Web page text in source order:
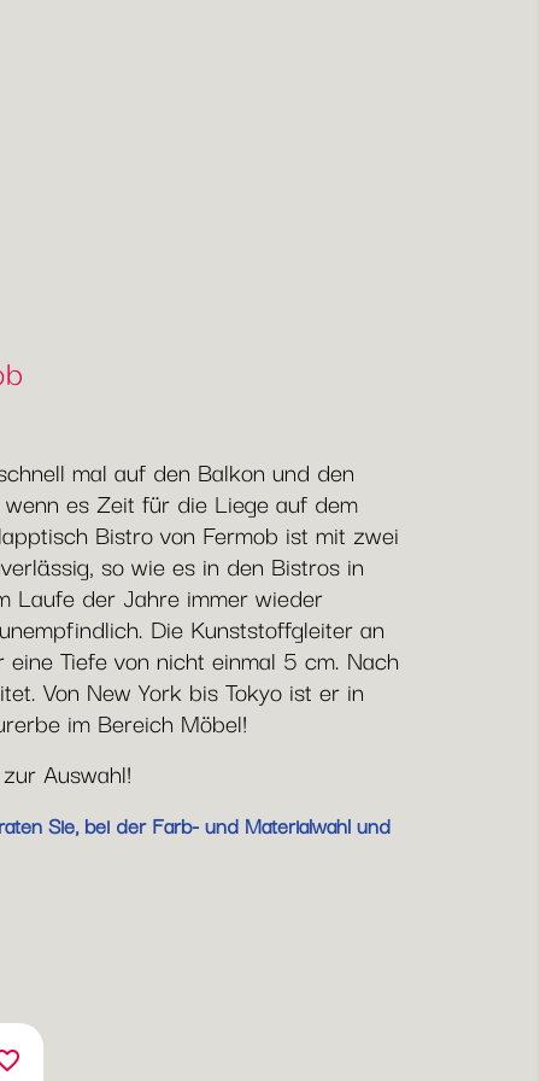
mal auf den Balkon und den
es Zeit für die Liege auf dem
Bistro von Fermob ist mit zwei
so wie es in den Bistros in
Laufe der Jahre immer wieder
Die Kunststoffgleiter an
Tiefe von nicht einmal 5 cm. Nach
Von New York bis Tokyo ist er in
im Bereich Möbel!
Auswahl!
Sie, bei der Farb- und Materialwahl und